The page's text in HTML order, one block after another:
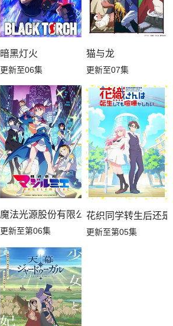
暗黑灯火
更新至06集
猫与龙
更新至07集
魔法光源股份有限公司第二季
更新至第06集
花织同学转生后还
更新至第05集